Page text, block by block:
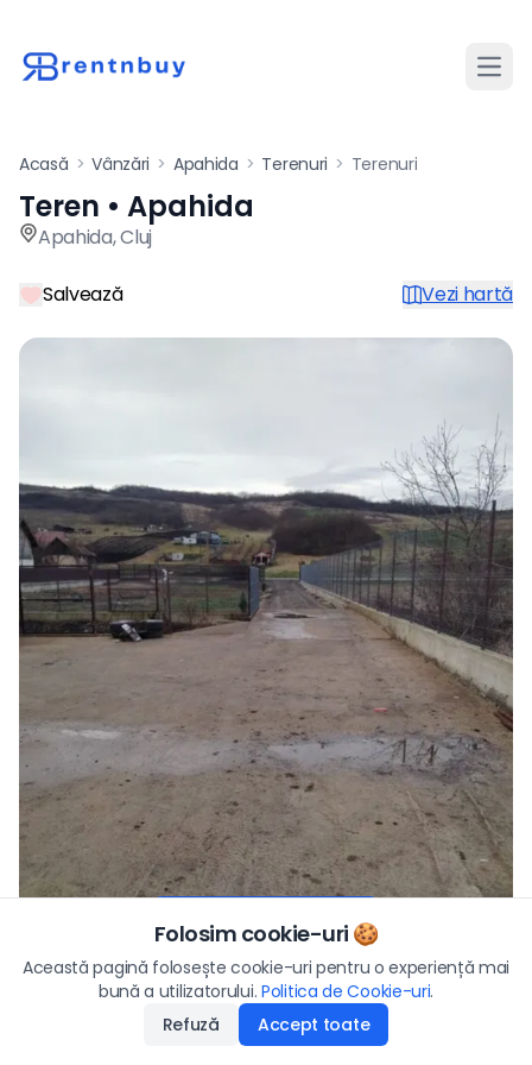
Acasă > Vânzări > Apahida > Terenuri > Terenuri
Teren de vânzare în
Teren • Apahida
Apahida,Cluj
Salvează Vezi hartă
Vezi toate fotografiile
Preț
35€
16.01.2026
Aplică
Folosim cookie-uri 🍪
Această pagină folosește cookie-uri pentru o experiență mai
bună a utilizatorului. Politica de Cookie-uri.
Refuză
Accept toate